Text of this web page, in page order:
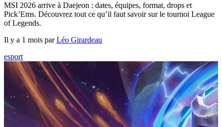
MSI 2026 arrive à Daejeon : dates, équipes, format, drops et
Pick’Ems. Découvrez tout ce qu’il faut savoir sur le tournoi League
of Legends.
Il y a 1 mois parLéo Girardeau
esport